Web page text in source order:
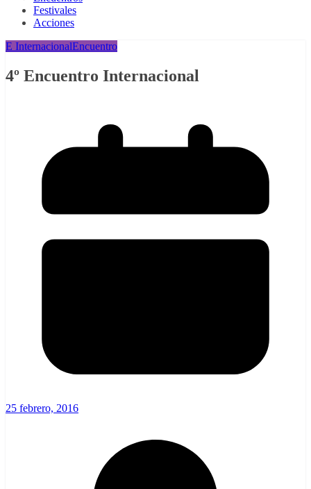
Festivales
Acciones
E InternacionalEncuentro
4º Encuentro Internacional
25 febrero, 2016